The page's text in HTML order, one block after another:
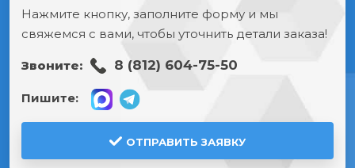
Нажмите кнопку, заполните форму и мы
свяжемся с вами, чтобы уточнить детали заказа!
Звоните: 8 (812) 604-75-50
Пишите:
ОТПРАВИТЬ ЗАЯВКУ